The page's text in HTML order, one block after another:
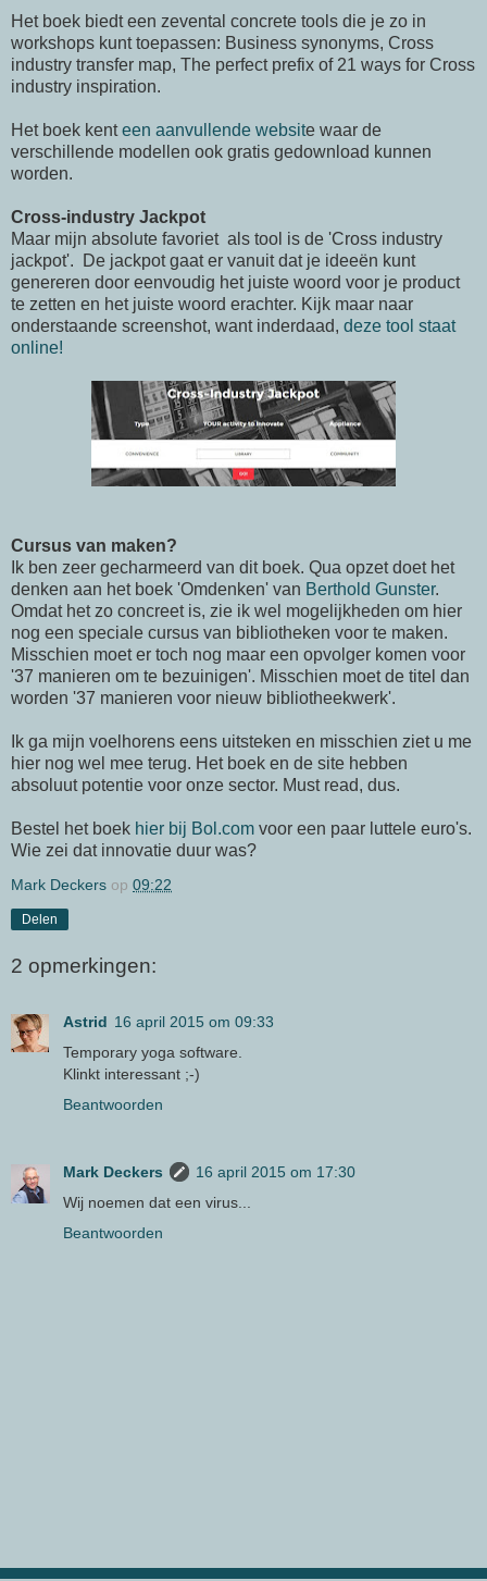
Het boek biedt een zevental concrete tools die je zo in
workshops kunt toepassen: Business synonyms, Cross
industry transfer map, The perfect prefix of 21 ways for Cross
industry inspiration.
Het boek kenteen aanvullende website waar de
verschillende modellen ook gratis gedownload kunnen
worden.
Cross-industry Jackpot
Maar mijn absolute favoriet als tool is de 'Cross industry
jackpot'. De jackpot gaat er vanuit dat je ideeën kunt
genereren door eenvoudig het juiste woord voor je product
te zetten en het juiste woord erachter. Kijk maar naar
onderstaande screenshot, want inderdaad, deze tool staat
online!
Cursus van maken?
Ik ben zeer gecharmeerd van dit boek. Qua opzet doet het
denken aan het boek 'Omdenken' van Berthold Gunster.
Omdat het zo concreet is, zie ik wel mogelijkheden om hier
nog een speciale cursus van bibliotheken voor te maken.
Misschien moet er toch nog maar een opvolger komen voor
'37 manieren om te bezuinigen'. Misschien moet de titel dan
worden '37 manieren voor nieuw bibliotheekwerk'.
Ik ga mijn voelhorens eens uitsteken en misschien ziet u me
hier nog wel mee terug. Het boek en de site hebben
absoluut potentie voor onze sector. Must read, dus.
Bestel het boek hier bij Bol.com voor een paar luttele euro's.
Wie zei dat innovatie duur was?
Mark Deckers op 09:22
Delen
2 opmerkingen:
Astrid 16 april 2015 om 09:33
Temporary yoga software.
Klinkt interessant ;-)
Beantwoorden
Mark Deckers
16 april 2015 om 17:30
Wij noemen dat een virus...
Beantwoorden